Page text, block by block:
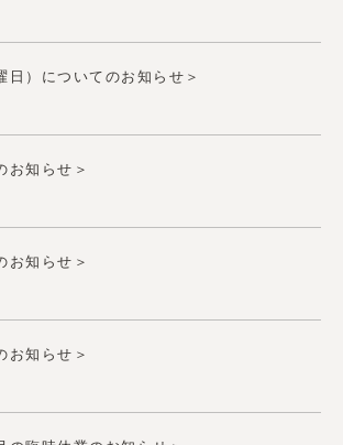
日）についてのお知らせ＞
お知らせ＞
お知らせ＞
お知らせ＞